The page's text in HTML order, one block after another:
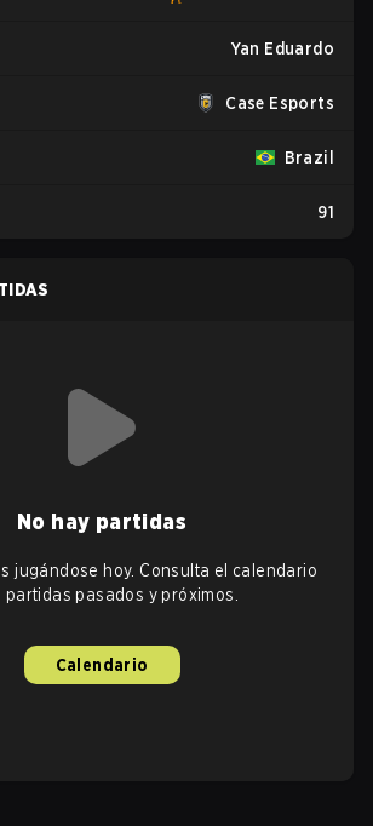
Yan Eduardo
Case Esports
Brazil
91
No hay partidas
jugándose hoy. Consulta el calendario
partidas pasados y próximos.
Calendario